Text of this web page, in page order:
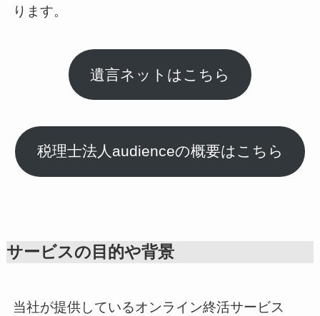
ります。
遺言ネットはこちら
税理士法人audienceの概要はこちら
サービスの目的や背景
当社が提供しているオンライン終活サービス